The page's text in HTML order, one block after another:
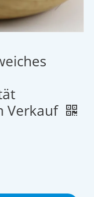
Verkauf